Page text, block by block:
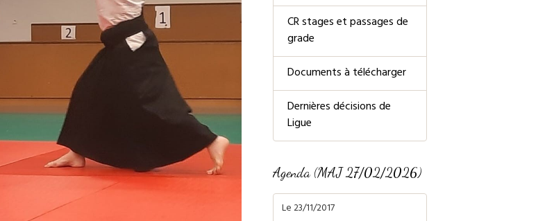
CR stages et passages de
grade
Documents à télécharger
Dernières décisions de
Ligue
Agenda (MAJ 27/02/2026)
Le 23/11/2017